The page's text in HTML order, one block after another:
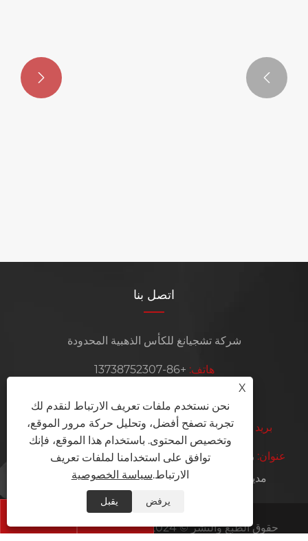


اتصل بنا
شركة تشجيانغ للكأس الذهبية المحدودة
هاتف: +86-13738752307
بريد إلكتروني: info@goldencup-machine.com
عنوان:
رقم 399، شارع جيانغنان، منطقة جيكسيانج الجديدة،
مدينة رويان، مدينة ونتشو، مقاطعة تشجيانغ، الصين
حقوق الطبع والنشر © 2024 Zhejiang Golden Cup
X
نحن نستخدم ملفات تعريف الارتباط لنقدم لك
تجربة تصفح أفضل، وتحليل حركة مرور الموقع،
وتخصيص المحتوى. باستخدام هذا الموقع، فإنك
توافق على استخدامنا لملفات تعريف
الارتباط.سياسة الخصوصية
يرفض يقبل